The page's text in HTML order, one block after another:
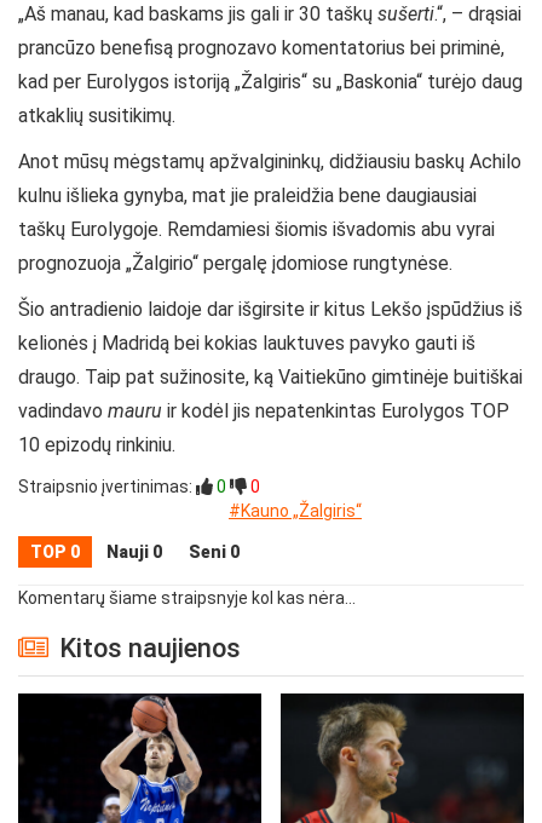
„Aš manau, kad baskams jis gali ir 30 taškų sušerti.“, – drąsiai
prancūzo benefisą prognozavo komentatorius bei priminė,
kad per Eurolygos istoriją „Žalgiris“ su „Baskonia“ turėjo daug
atkaklių susitikimų.
Anot mūsų mėgstamų apžvalgininkų, didžiausiu baskų Achilo
kulnu išlieka gynyba, mat jie praleidžia bene daugiausiai
taškų Eurolygoje. Remdamiesi šiomis išvadomis abu vyrai
prognozuoja „Žalgirio“ pergalę įdomiose rungtynėse.
Šio antradienio laidoje dar išgirsite ir kitus Lekšo įspūdžius iš
kelionės į Madridą bei kokias lauktuves pavyko gauti iš
draugo. Taip pat sužinosite, ką Vaitiekūno gimtinėje buitiškai
vadindavo mauru ir kodėl jis nepatenkintas Eurolygos TOP
10 epizodų rinkiniu.
Straipsnio įvertinimas: 0
0
#Kauno „Žalgiris“
TOP 0 Nauji 0 Seni 0
Komentarų šiame straipsnyje kol kas nėra...
Kitos naujienos